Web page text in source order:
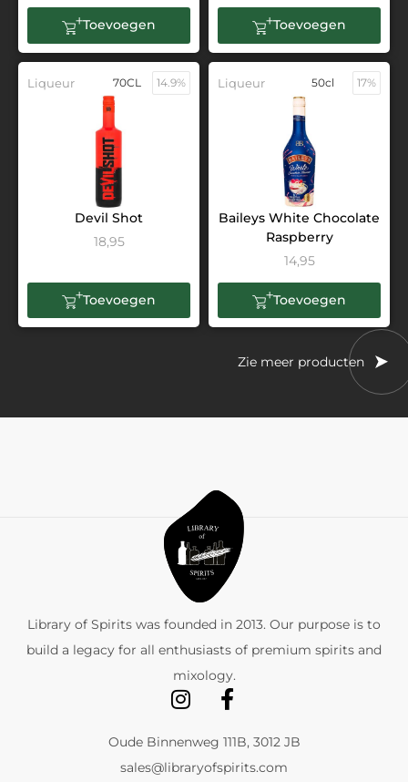
Toevoegen Toevoegen
Liqueur 70CL 14.9%
Devil Shot
18,95
Toevoegen
Liqueur 50cl 17%
Baileys White Chocolate
Raspberry
14,95
Toevoegen
Zie meer producten
Library of Spirits was founded in 2013. Our purpose is to
build a legacy for all enthusiasts of premium spirits and
mixology.
Oude Binnenweg 111B, 3012 JB
sales@libraryofspirits.com